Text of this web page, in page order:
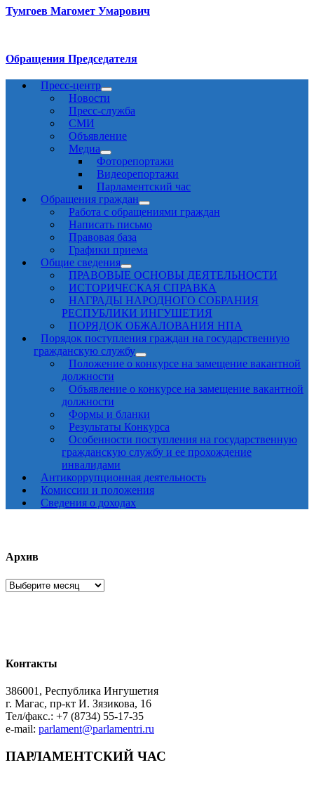
Тумгоев Магомет Умарович
Обращения Председателя
Пресс-центр
Новости
Пресс-служба
СМИ
Объявление
Медиа
Фоторепортажи
Видеорепортажи
Парламентский час
Обращения граждан
Работа с обращениями граждан
Написать письмо
Правовая база
Графики приема
Общие сведения
ПРАВОВЫЕ ОСНОВЫ ДЕЯТЕЛЬНОСТИ
ИСТОРИЧЕСКАЯ СПРАВКА
НАГРАДЫ НАРОДНОГО СОБРАНИЯ
РЕСПУБЛИКИ ИНГУШЕТИЯ
ПОРЯДОК ОБЖАЛОВАНИЯ НПА
Порядок поступления граждан на государственную
гражданскую службу
Положение о конкурсе на замещение вакантной
должности
Объявление о конкурсе на замещение вакантной
должности
Формы и бланки
Результаты Конкурса
Особенности поступления на государственную
гражданскую службу и ее прохождение
инвалидами
Антикоррупционная деятельность
Комиссии и положения
Сведения о доходах
Архив
Архив
Контакты
386001, Республика Ингушетия
г. Магас, пр-кт И. Зязикова, 16
Тел/факс.: +7 (8734) 55-17-35
e-mail: parlament@parlamentri.ru
ПАРЛАМЕНТСКИЙ ЧАС